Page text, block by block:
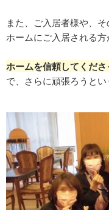
また、ご入居者様や、
ホームにご入居される方
ホームを信頼してくだ
で、さらに頑張ろうと